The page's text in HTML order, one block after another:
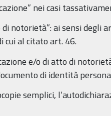
nei casi
notorietà”: ai sensi
cui al citato art. 46.
e/o di atto di
di identità
semplici,